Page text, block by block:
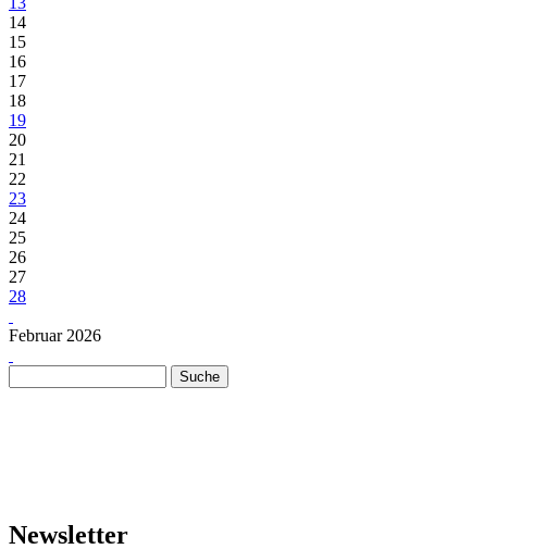
14
15
16
17
18
19
20
21
22
23
24
25
26
27
28
Februar 2026
Newsletter